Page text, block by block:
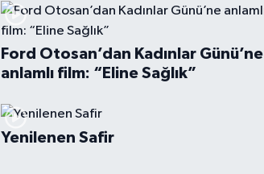
Ford Otosan’dan Kadınlar Günü’ne
anlamlı film: “Eline Sağlık”
Yenilenen Safir